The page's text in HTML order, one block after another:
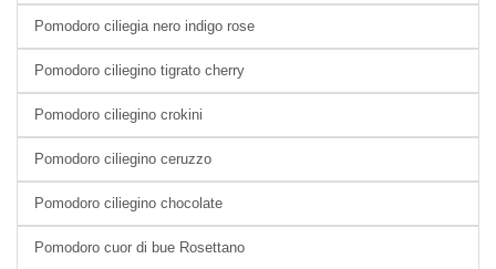
Pomodoro ciliegia nero indigo rose
Pomodoro ciliegino tigrato cherry
Pomodoro ciliegino crokini
Pomodoro ciliegino ceruzzo
Pomodoro ciliegino chocolate
Pomodoro cuor di bue Rosettano